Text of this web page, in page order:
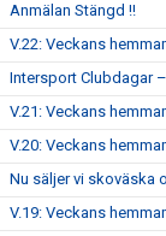
Anmälan Stängd !!
V.22: Veckans
Intersport Clubdagar
V.21: Veckans
V.20: Veckans
Nu säljer vi skoväska
V.19: Veckans